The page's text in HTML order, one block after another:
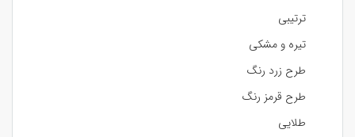
ترتیبی
تیره و مشکی
طرح زرد رنگ
طرح قرمز رنگ
طلایی